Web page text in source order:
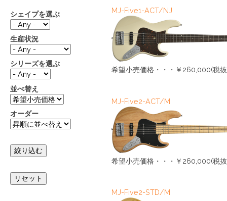
シェイプを選ぶ
生産状況
シリーズを選ぶ
並べ替え
オーダー
MJ-Five1-ACT/NJ
希望小売価格・・・￥260,000(税
MJ-Five2-ACT/M
希望小売価格・・・￥260,000(税
MJ-Five2-STD/M